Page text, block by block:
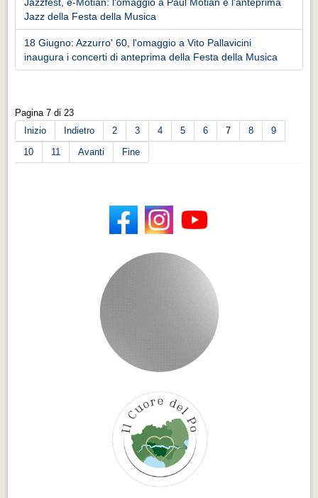
Jazz della Festa della Musica
18 Giugno: Azzurro' 60, l'omaggio a Vito Pallavicini
inaugura i concerti di anteprima della Festa della Musica
Pagina 7 di 23
Inizio
Indietro 2 3 4 5 6 7 8
9
10
11 Avanti Fine